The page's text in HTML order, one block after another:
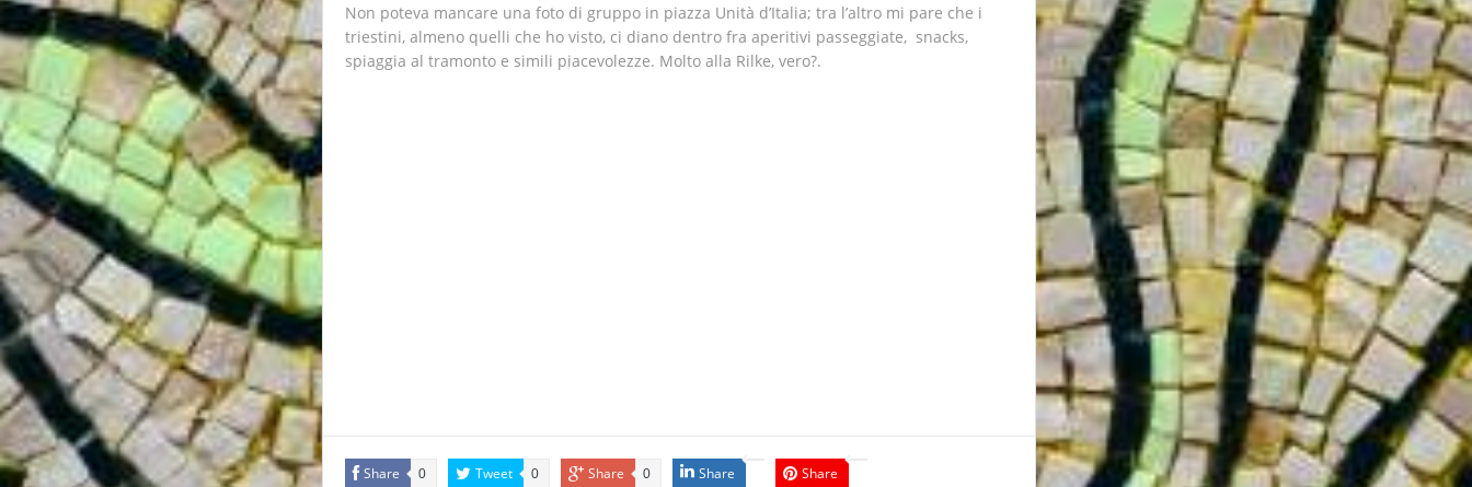
Non poteva mancare una foto di gruppo in piazza Unità d’Italia; tra l’altro mi pare che i
triestini, almeno quelli che ho visto, ci diano dentro fra aperitivi passeggiate, snacks,
spiaggia al tramonto e simili piacevolezze. Molto alla Rilke, vero?.
Share 0 Tweet 0 Share 0 Share Share